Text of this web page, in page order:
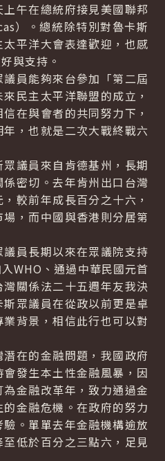
午在總統府接見美國聯邦
）。總統除特別對魯卡斯
平洋大會表達歡迎，也感
與支持。
員能夠來台參加「第二屆
民主太平洋聯盟的成立，
在與會者的共同努力下，
，也就是二次大戰終戰六
議員來自肯德基州，長期
密切。去年肯州出口台灣
較前年成長百分之十六，
，而中國與香港則分居第
員長期以來在眾議院支持
WHO、通過中華民國元首
關係法二十五週年友我決
眾議員在從政以前更是卓
背景，相信此行也可以對
在的金融問題，我國政府
發生本土性金融風暴，因
金融改革年，致力通過金
金融危機。在政府的努力
。單單去年金融機構逾放
低於百分之三點六，足見